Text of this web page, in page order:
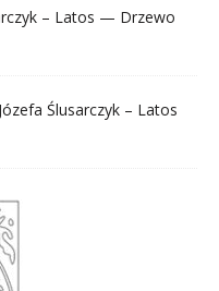
– Latos — Drzewo
Józefa Ślusarczyk – Latos